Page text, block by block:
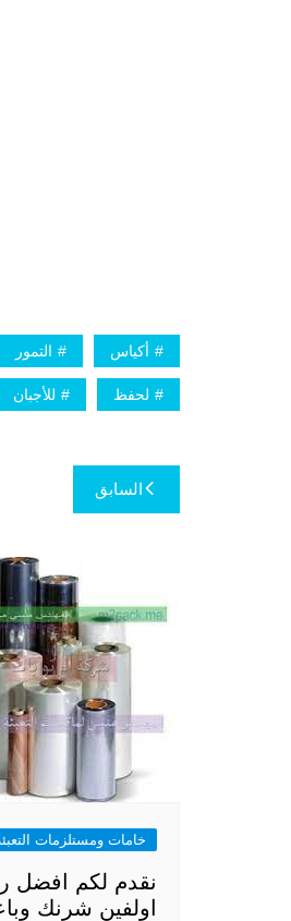
أكياس التمور
لحفظ للأجبان
تصفّح
المقالات
السابق
خامات ومستلزمات
نقدم لكم افضل
اولفين شرنك